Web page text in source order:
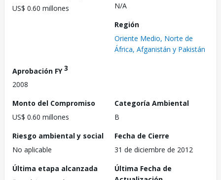
US$ 0.60 millones
N/A
Región
Oriente Medio, Norte de
África, Afganistán y Pakistán
Aprobación FY3
2008
Monto del Compromiso
US$ 0.60 millones
Categoría Ambiental
B
Riesgo ambiental y social
No aplicable
Fecha de Cierre
31 de diciembre de 2012
Última etapa alcanzada
Última Fecha de